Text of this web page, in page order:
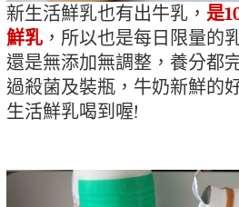
新生活鮮乳也有出牛乳， 是
鮮乳 ，所以也是每日限量的
還是無添加無調整，養分都
過殺菌及裝瓶，牛奶新鮮的
生活鮮乳喝到喔!